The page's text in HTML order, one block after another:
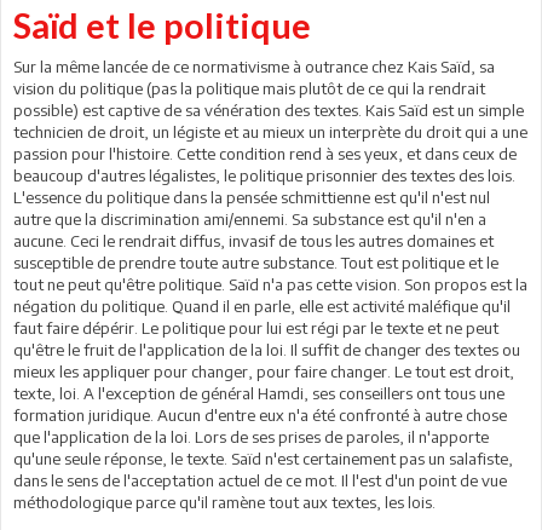
Saïd et le politique
Sur la même lancée de ce normativisme à outrance chez Kais Saïd, sa
vision du politique (pas la politique mais plutôt de ce qui la rendrait
possible) est captive de sa vénération des textes. Kais Saïd est un simple
technicien de droit, un légiste et au mieux un interprète du droit qui a une
passion pour l'histoire. Cette condition rend à ses yeux, et dans ceux de
beaucoup d'autres légalistes, le politique prisonnier des textes des lois.
L'essence du politique dans la pensée schmittienne est qu'il n'est nul
autre que la discrimination ami/ennemi. Sa substance est qu'il n'en a
aucune. Ceci le rendrait diffus, invasif de tous les autres domaines et
susceptible de prendre toute autre substance. Tout est politique et le
tout ne peut qu'être politique. Saïd n'a pas cette vision. Son propos est la
négation du politique. Quand il en parle, elle est activité maléfique qu'il
faut faire dépérir. Le politique pour lui est régi par le texte et ne peut
qu'être le fruit de l'application de la loi. Il suffit de changer des textes ou
mieux les appliquer pour changer, pour faire changer. Le tout est droit,
texte, loi. A l'exception de général Hamdi, ses conseillers ont tous une
formation juridique. Aucun d'entre eux n'a été confronté à autre chose
que l'application de la loi. Lors de ses prises de paroles, il n'apporte
qu'une seule réponse, le texte. Saïd n'est certainement pas un salafiste,
dans le sens de l'acceptation actuel de ce mot. Il l'est d'un point de vue
méthodologique parce qu'il ramène tout aux textes, les lois.